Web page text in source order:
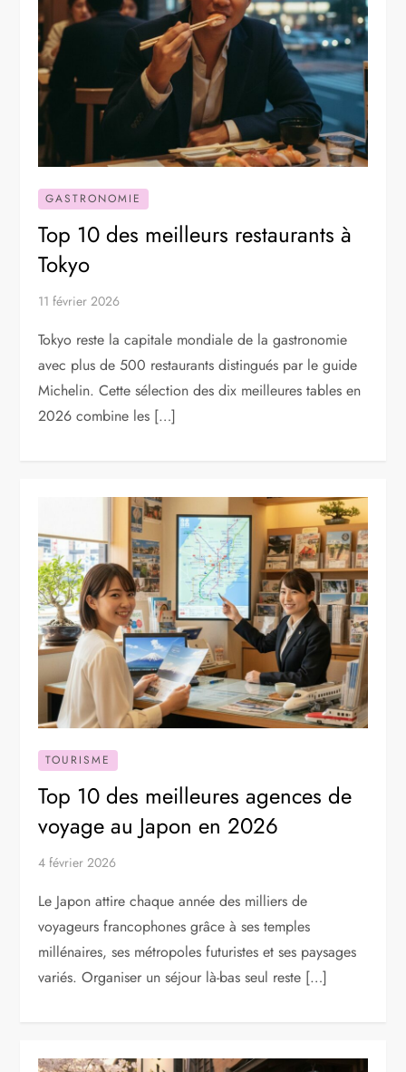
GASTRONOMIE
Top 10 des meilleurs restaurants à
Tokyo
11 février 2026
Tokyo reste la capitale mondiale de la gastronomie
avec plus de 500 restaurants distingués par le guide
Michelin. Cette sélection des dix meilleures tables en
2026 combine les […]
TOURISME
Top 10 des meilleures agences de
voyage au Japon en 2026
4 février 2026
Le Japon attire chaque année des milliers de
voyageurs francophones grâce à ses temples
millénaires, ses métropoles futuristes et ses paysages
variés. Organiser un séjour là-bas seul reste […]